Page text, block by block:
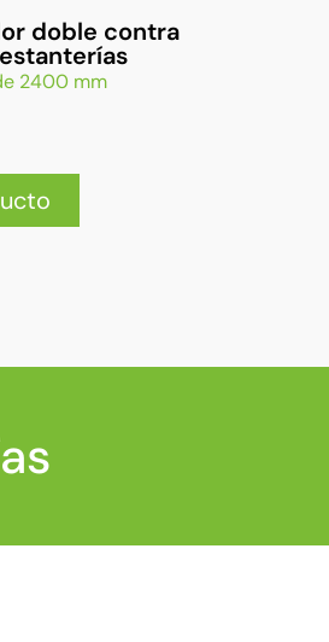
doble contra
2400 mm